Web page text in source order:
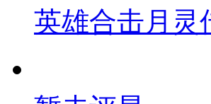
英雄合击月灵